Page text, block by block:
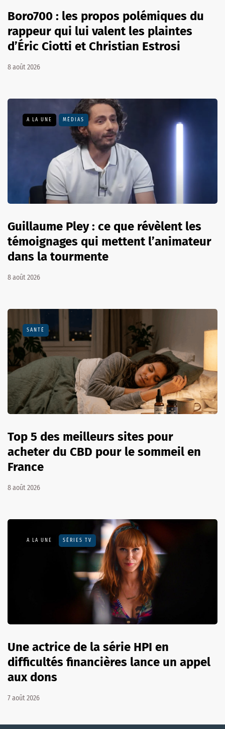
Boro700 : les propos polémiques du
rappeur qui lui valent les plaintes
d’Éric Ciotti et Christian Estrosi
8 août 2026
A LA UNE MÉDIAS
Guillaume Pley : ce que révèlent les
témoignages qui mettent l’animateur
dans la tourmente
8 août 2026
SANTÉ
Top 5 des meilleurs sites pour
acheter du CBD pour le sommeil en
France
8 août 2026
A LA UNE SÉRIES TV
Une actrice de la série HPI en
difficultés financières lance un appel
aux dons
7 août 2026